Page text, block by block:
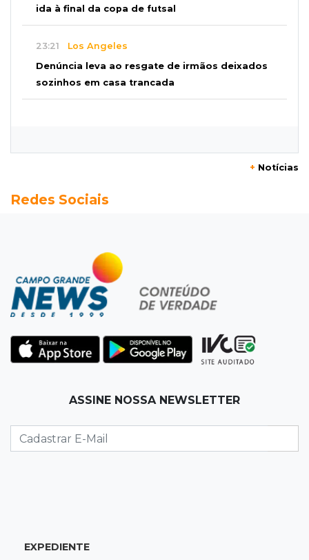
ida à final da copa de futsal
23:21 Los Angeles
Denúncia leva ao resgate de irmãos deixados
sozinhos em casa trancada
formação de ciclone bomba
23:00Ideb
Chapadão do Sul
Homem é baleado após apontar revólver para
policiais militares
22:42Resumão
Palmeiras e Vasco confirmam vagas nas
Eleitorado aprova teste da urna, mas diz que
colinha será "fundamental"
+ Notícias
Redes Sociais
ASSINE NOSSA NEWSLETTER
EXPEDIENTE